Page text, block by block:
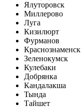
Ялуторовск
Миллерово
Луга
Кизилюрт
Фурманов
Краснознаменск
Зеленокумск
Кулебаки
Добрянка
Кандалакша
Тында
Тайшет